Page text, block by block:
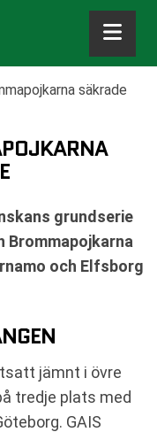
säkrade
grundserie
Brommapojkarna
och Elfsborg
jämnt i övre
tredje plats med
GAIS